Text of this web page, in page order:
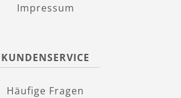
Impressum
KUNDENSERVICE
Häufige Fragen